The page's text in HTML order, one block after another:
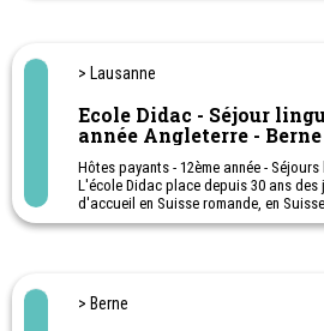
> Lausanne
Ecole Didac - Séjour
année Angleterre -
Hôtes payants - 12ème année -
L'école Didac place depuis 30 ans
d'accueil en Suisse romande, en
Cours d’été à Lausanne ou en
> Berne